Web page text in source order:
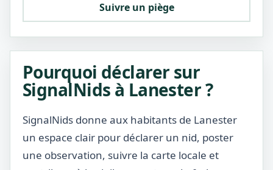
Suivre un piège
Pourquoi déclarer sur
SignalNids à Lanester ?
SignalNids donne aux habitants de Lanester
un espace clair pour déclarer un nid, poster
une observation, suivre la carte locale et